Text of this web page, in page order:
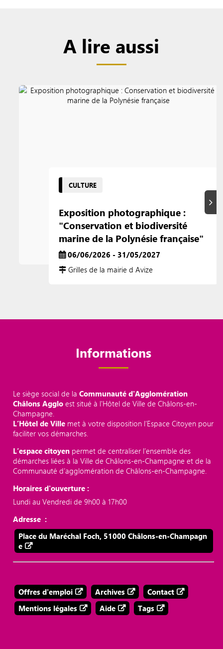
A lire aussi
CULTURE
Exposition photographique :
"Conservation et biodiversité
marine de la Polynésie française"
06/06/2026 - 31/05/2027
Grilles de la mairie d Avize
Informations
Le siège social de laCommunauté d'Agglomération
Châlons Aggloest situé à l'Hôtel de Ville de Châlons-en-
Champagne.
L’Hôtel de Ville met à votre disposition l’Espace Citoyen pour
faciliter vos démarches.
L’espace citoyen permet de centraliser l’ensemble des
démarches liées à la Ville de Châlons-en-Champagne et de la
Communauté d’agglomération de Châlons-en-Champagne.
Horaires d'ouverture :
Lundi au Vendredi de 9h00 à 17h00
Adresse :
Place du Maréchal Foch, 51000 Châlons-en-Champagn
e
Offres d'emploi Archives
Contact
Mentions légales
Aide Tags